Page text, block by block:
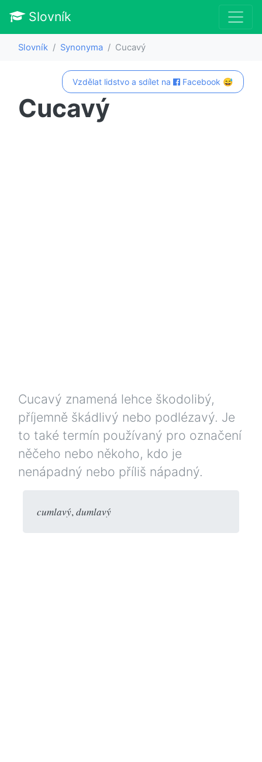
Slovník
Slovník Synonyma Cucavý
Vzdělat lidstvo a sdílet na Facebook 😅
Cucavý
Cucavý znamená lehce škodolibý,
příjemně škádlivý nebo podlézavý. Je
to také termín používaný pro označení
něčeho nebo někoho, kdo je
nenápadný nebo příliš nápadný.
cumlavý,dumlavý